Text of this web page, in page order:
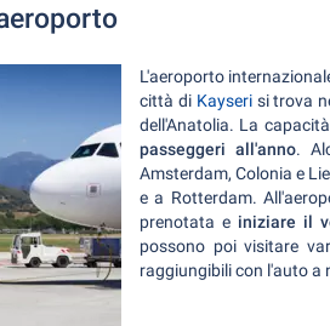
L'aeroporto
città di Kayserisi trova
dell'Anatolia. La
passeggeri all'anno.
Amsterdam, Colonia e
e a Rotterdam.
prenotata e iniziare il
possono poi visitare
raggiungibili con l'auto a